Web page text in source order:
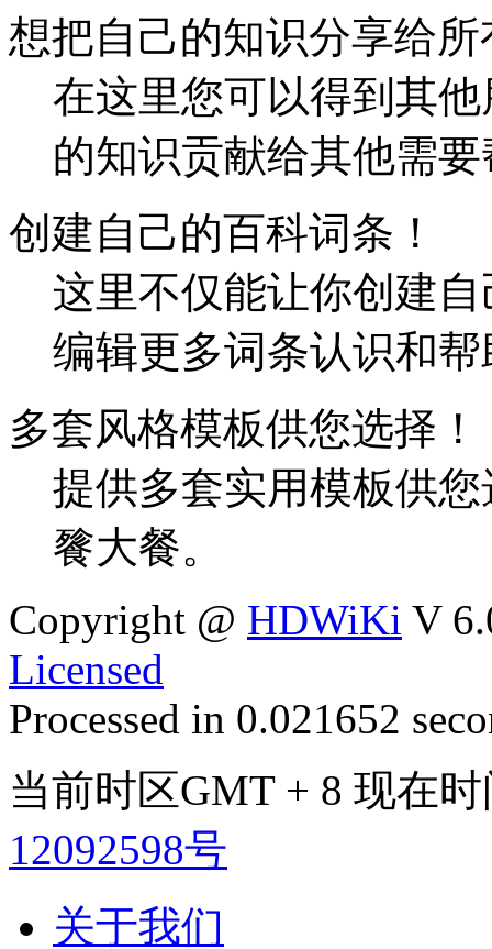
想把自己的知识分享给
在这里您可以得到其
的知识贡献给其他需
创建自己的百科词条！
这里不仅能让你创建
编辑更多词条认识和
多套风格模板供您选择！
提供多套实用模板供
餮大餐。
Copyright @ HDWiKi V
Licensed
Processed in 0.021652
当前时区GMT + 8 现在
12092598号
关于我们